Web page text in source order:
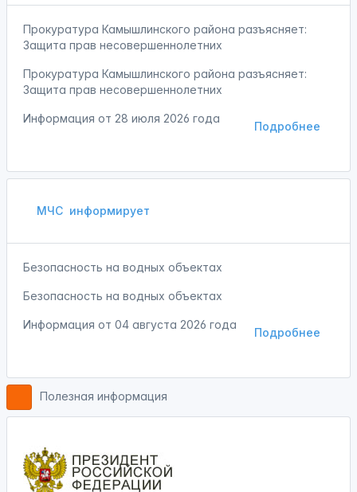
Прокуратура Камышлинского района разъясняет:
Защита прав несовершеннолетних
Прокуратура Камышлинского района разъясняет:
Защита прав несовершеннолетних
Подробнее
Информация от 28 июля 2026 года
МЧС информирует
Безопасность на водных объектах
Безопасность на водных объектах
Подробнее
Информация от 04 августа 2026 года
Полезная информация